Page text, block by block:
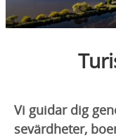
Vi guidar dig
sevärdheter,